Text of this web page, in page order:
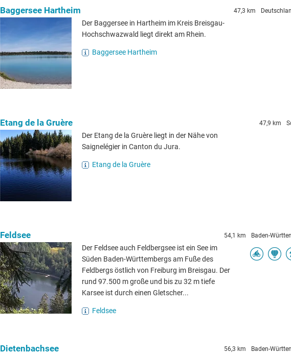
Baggersee Hartheim 47,3 km
Der Baggersee in Hartheim im Kreis Breisgau-
Hochschwazwald liegt direkt am Rhein.
Baggersee Hartheim
Etang de la Gruère 47,9 km
Der Etang de la Gruère liegt in der Nähe von
Saignelégier in Canton du Jura.
Etang de la Gruère
Feldsee 54,1 km Baden-
Der Feldsee auch Feldbergsee ist ein See im
Süden Baden-Württembergs am Fuße des
Feldbergs östlich von Freiburg im Breisgau. Der
rund 97.500 m große und bis zu 32 m tiefe
Karsee ist durch einen Gletscher...
Feldsee
Dietenbachsee 56,3 km Baden-